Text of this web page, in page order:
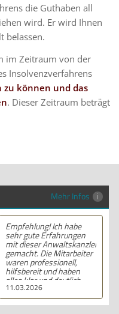
die Guthaben all
wird. Er wird Ihnen
belassen.
im Zeitraum von der
Insolvenzverfahrens
können und das
. Dieser Zeitraum beträgt
Mehr Infos
11.03.2026
Empfehlung! Ich habe
sehr gute Erfahrungen
mit dieser Anwaltskanzlei
gemacht. Die Mitarbeiter
waren professionell,
hilfsbereit und haben
alles klar und deutlich
erklärt. Ich bin mit der
Beratung sehr zufrieden
und kann ihre